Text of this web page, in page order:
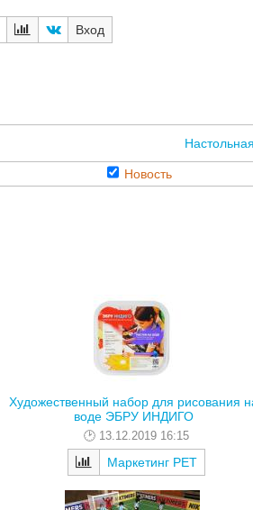
Вход
Новость
Художественный набор для рисования
воде ЭБРУ ИНДИГО
13.12.2019 16:15
Маркетинг РЕТ